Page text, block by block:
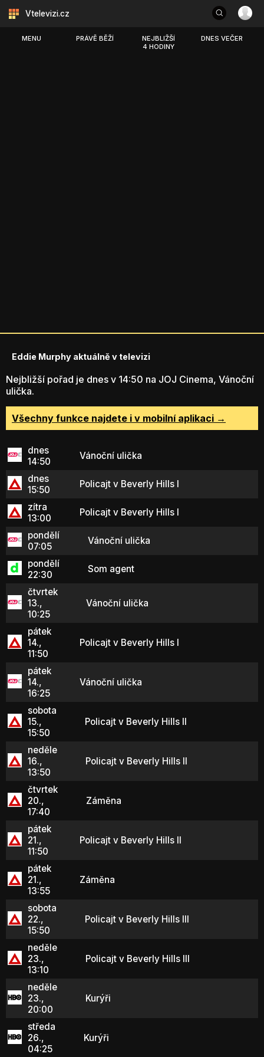
Vtelevizi.cz
MENU PRÁVĚ BĚŽÍ
NEJBLIŽŠÍ
4 HODINY
DNES VEČER
Eddie Murphy aktuálně v televizi
Nejbližší pořad je dnes v 14:50 na JOJ Cinema, Vánoční
ulička.
Všechny funkce najdete i v mobilní aplikaci →
dnes
14:50
Vánoční ulička
dnes
15:50
Policajt v Beverly Hills I
zítra
13:00
Policajt v Beverly Hills I
pondělí
07:05
Vánoční ulička
pondělí
22:30
Som agent
čtvrtek
13.,
10:25
Vánoční ulička
pátek
14.,
11:50
Policajt v Beverly Hills I
pátek
14.,
16:25
Vánoční ulička
sobota
15.,
15:50
Policajt v Beverly Hills II
neděle
16.,
13:50
Policajt v Beverly Hills II
čtvrtek
20.,
17:40
Záměna
pátek
21.,
11:50
Policajt v Beverly Hills II
pátek
21.,
13:55
Záměna
sobota
22.,
15:50
Policajt v Beverly Hills III
neděle
23.,
13:10
Policajt v Beverly Hills III
neděle
23.,
20:00
Kurýři
středa
26.,
04:25
Kurýři